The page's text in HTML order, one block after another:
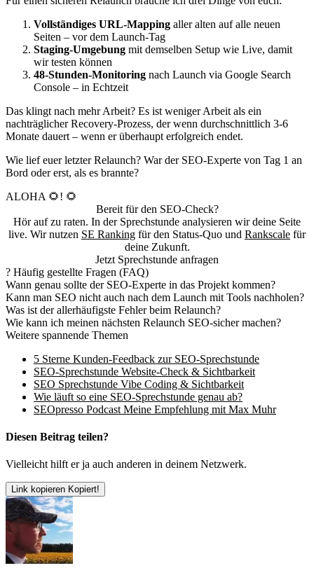
Vollständiges URL-Mapping aller alten auf alle neuen
Seiten – vor dem Launch-Tag
Staging-Umgebung mit demselben Setup wie Live, damit
wir testen können
48-Stunden-Monitoring nach Launch via Google Search
Console – in Echtzeit
Das klingt nach mehr Arbeit? Es ist weniger Arbeit als ein
nachträglicher Recovery-Prozess, der wenn durchschnittlich 3-6
Monate dauert – wenn er überhaupt erfolgreich endet.
Wie lief euer letzter Relaunch? War der SEO-Experte von Tag 1 an
Bord oder erst, als es brannte?
ALOHA 🌻! 🌻
Bereit für den SEO-Check?
Hör auf zu raten. In der Sprechstunde analysieren wir deine Seite
live. Wir nutzen SE Ranking für den Status-Quo und Rankscale für
deine Zukunft.
Jetzt Sprechstunde anfragen
? Häufig gestellte Fragen (FAQ)
Wann genau sollte der SEO-Experte in das Projekt kommen?
Kann man SEO nicht auch nach dem Launch mit Tools nachholen?
Was ist der allerhäufigste Fehler beim Relaunch?
Wie kann ich meinen nächsten Relaunch SEO-sicher machen?
Weitere spannende Themen
5 Sterne Kunden-Feedback zur SEO-Sprechstunde
SEO-Sprechstunde Website-Check & Sichtbarkeit
SEO Sprechstunde Vibe Coding & Sichtbarkeit
Wie läuft so eine SEO-Sprechstunde genau ab?
SEOpresso Podcast Meine Empfehlung mit Max Muhr
Diesen Beitrag teilen?
Vielleicht hilft er ja auch anderen in deinem Netzwerk.
Link kopieren Kopiert!